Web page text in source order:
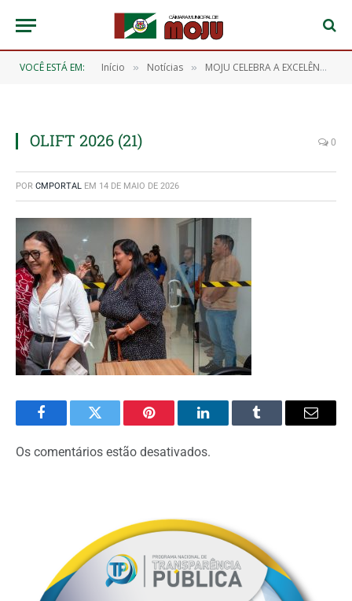
VOCÊ ESTÁ EM: Início » Notícias » MOJU CELEBRA A EXCELÊNCIA DOS NOSSOS ESTUDANTES! 🎖️📖
OLIFT 2026 (21) 0
POR CMPORTAL EM 14 DE MAIO DE 2026
FacebookTwitter Pinterest O
LinkedIn
Tumblr
E-
Os comentários estão desativados.